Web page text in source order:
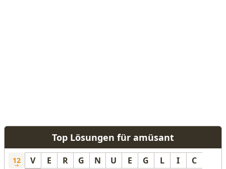
Top Lösungen für amüsant
12 V E R G N U E G L I
C